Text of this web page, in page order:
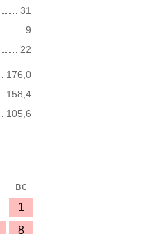
31
9
22
176,0
158,4
105,6
вс
1
8